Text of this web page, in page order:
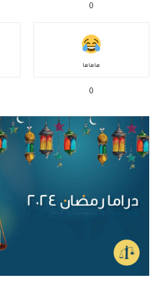
0
هاهاها
0